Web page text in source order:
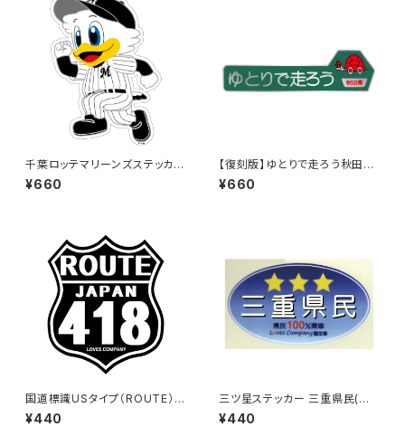
千葉ロッテマリーンズステッカー
14（大）
¥660
【復刻版】ゆとりで走ろう秋田県
（緑）：ステッカー（大）
¥660
国道標識USタイプ（ROUTE）ス
テッカー 418号線（ブラック）
¥440
三ツ星ステッカー 三重県民(ブ
ルー)
¥440